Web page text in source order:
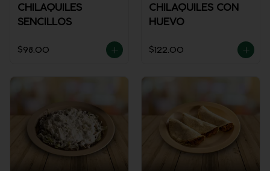
CHILAQUILES
SENCILLOS
$98.00
CHILAQUILES CON
HUEVO
$122.00